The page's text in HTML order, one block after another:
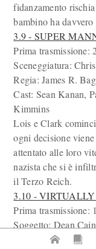
fidanzamento
bambino ha
3.9 - SUPER
Prima trasmissione:
Sceneggiatura:
Regia: James R.
Cast: Sean Kanan,
Kimmins
Lois e Clark
ogni decisione
attentato alle loro
nazista che si è
il Terzo Reich.
3.10 -
Prima trasmissione:
Soggetto: Dean
Regia: Jim